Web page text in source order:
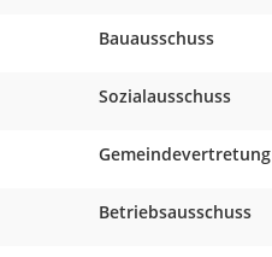
Bauausschuss
Sozialausschuss
Gemeindevertretung
Betriebsausschuss